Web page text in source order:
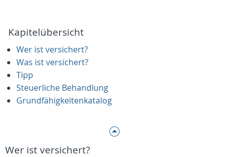
Kapitelübersicht
Wer ist versichert?
Was ist versichert?
Tipp
Steuerliche Behandlung
Grundfähigkeitenkatalog
Wer ist versichert?